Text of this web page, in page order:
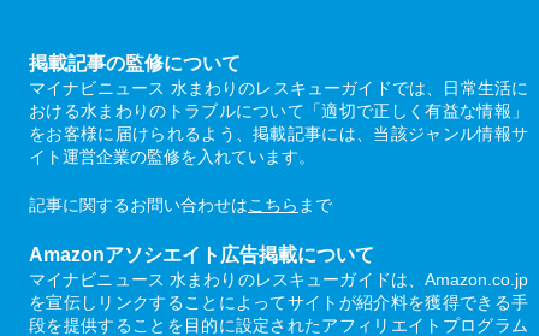
掲載記事の監修について
マイナビニュース 水まわりのレスキューガイドでは、日常生活に
おける水まわりのトラブルについて「適切で正しく有益な情報」
をお客様に届けられるよう、掲載記事には、当該ジャンル情報サ
イト運営企業の監修を入れています。
記事に関するお問い合わせはこちら まで
Amazonアソシエイト広告掲載について
マイナビニュース 水まわりのレスキューガイドは、Amazon.co.jp
を宣伝しリンクすることによってサイトが紹介料を獲得できる手
段を提供することを目的に設定されたアフィリエイトプログラム